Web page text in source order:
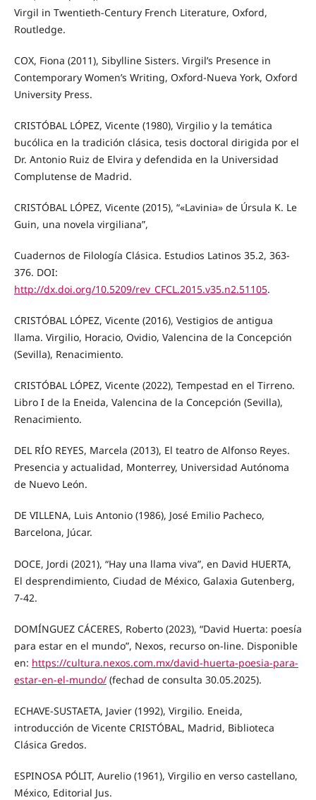
Virgil in Twentieth-Century French Literature, Oxford,
Routledge.
COX, Fiona (2011), Sibylline Sisters. Virgil’s Presence in
Contemporary Women’s Writing, Oxford-Nueva York, Oxford
University Press.
CRISTÓBAL LÓPEZ, Vicente (1980), Virgilio y la temática
bucólica en la tradición clásica, tesis doctoral dirigida por el
Dr. Antonio Ruiz de Elvira y defendida en la Universidad
Complutense de Madrid.
CRISTÓBAL LÓPEZ, Vicente (2015), “«Lavinia» de Úrsula K. Le
Guin, una novela virgiliana”,
Cuadernos de Filología Clásica. Estudios Latinos 35.2, 363-
376. DOI:
http://dx.doi.org/10.5209/rev_CFCL.2015.v35.n2.51105.
CRISTÓBAL LÓPEZ, Vicente (2016), Vestigios de antigua
llama. Virgilio, Horacio, Ovidio, Valencina de la Concepción
(Sevilla), Renacimiento.
CRISTÓBAL LÓPEZ, Vicente (2022), Tempestad en el Tirreno.
Libro I de la Eneida, Valencina de la Concepción (Sevilla),
Renacimiento.
DEL RÍO REYES, Marcela (2013), El teatro de Alfonso Reyes.
Presencia y actualidad, Monterrey, Universidad Autónoma
de Nuevo León.
DE VILLENA, Luis Antonio (1986), José Emilio Pacheco,
Barcelona, Júcar.
DOCE, Jordi (2021), “Hay una llama viva”, en David HUERTA,
El desprendimiento, Ciudad de México, Galaxia Gutenberg,
7-42.
DOMÍNGUEZ CÁCERES, Roberto (2023), “David Huerta: poesía
para estar en el mundo”, Nexos, recurso on-line. Disponible
en: https://cultura.nexos.com.mx/david-huerta-poesia-para-
estar-en-el-mundo/(fechad de consulta 30.05.2025).
ECHAVE-SUSTAETA, Javier (1992), Virgilio. Eneida,
introducción de Vicente CRISTÓBAL, Madrid, Biblioteca
Clásica Gredos.
ESPINOSA PÓLIT, Aurelio (1961), Virgilio en verso castellano,
México, Editorial Jus.